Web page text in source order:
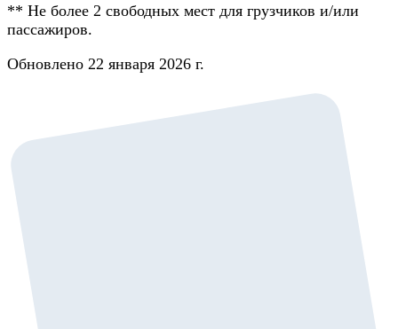
** Не более 2 свободных мест для грузчиков и/или
пассажиров.
Обновлено 22 января 2026 г.